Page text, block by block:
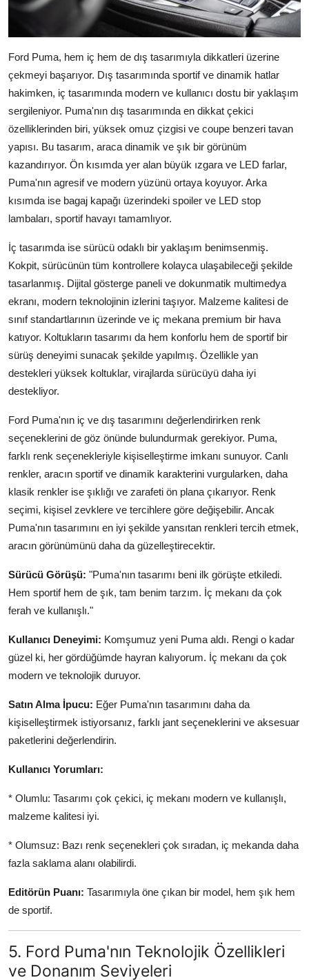
Ford Puma, hem iç hem de dış tasarımıyla dikkatleri üzerine
çekmeyi başarıyor. Dış tasarımında sportif ve dinamik hatlar
hakimken, iç tasarımında modern ve kullanıcı dostu bir yaklaşım
sergileniyor. Puma'nın dış tasarımında en dikkat çekici
özelliklerinden biri, yüksek omuz çizgisi ve coupe benzeri tavan
yapısı. Bu tasarım, araca dinamik ve şık bir görünüm
kazandırıyor. Ön kısımda yer alan büyük ızgara ve LED farlar,
Puma'nın agresif ve modern yüzünü ortaya koyuyor. Arka
kısımda ise bagaj kapağı üzerindeki spoiler ve LED stop
lambaları, sportif havayı tamamlıyor.
İç tasarımda ise sürücü odaklı bir yaklaşım benimsenmiş.
Kokpit, sürücünün tüm kontrollere kolayca ulaşabileceği şekilde
tasarlanmış. Dijital gösterge paneli ve dokunmatik multimedya
ekranı, modern teknolojinin izlerini taşıyor. Malzeme kalitesi de
sınıf standartlarının üzerinde ve iç mekana premium bir hava
katıyor. Koltukların tasarımı da hem konforlu hem de sportif bir
sürüş deneyimi sunacak şekilde yapılmış. Özellikle yan
destekleri yüksek koltuklar, virajlarda sürücüyü daha iyi
destekliyor.
Ford Puma'nın iç ve dış tasarımını değerlendirirken renk
seçeneklerini de göz önünde bulundurmak gerekiyor. Puma,
farklı renk seçenekleriyle kişiselleştirme imkanı sunuyor. Canlı
renkler, aracın sportif ve dinamik karakterini vurgularken, daha
klasik renkler ise şıklığı ve zarafeti ön plana çıkarıyor. Renk
seçimi, kişisel zevklere ve tercihlere göre değişebilir. Ancak
Puma'nın tasarımını en iyi şekilde yansıtan renkleri tercih etmek,
aracın görünümünü daha da güzelleştirecektir.
Sürücü Görüşü: "Puma'nın tasarımı beni ilk görüşte etkiledi.
Hem sportif hem de şık, tam benim tarzım. İç mekanı da çok
ferah ve kullanışlı."
Kullanıcı Deneyimi: Komşumuz yeni Puma aldı. Rengi o kadar
güzel ki, her gördüğümde hayran kalıyorum. İç mekanı da çok
modern ve teknolojik duruyor.
Satın Alma İpucu: Eğer Puma'nın tasarımını daha da
kişiselleştirmek istiyorsanız, farklı jant seçeneklerini ve aksesuar
paketlerini değerlendirin.
Kullanıcı Yorumları:
* Olumlu: Tasarımı çok çekici, iç mekanı modern ve kullanışlı,
malzeme kalitesi iyi.
* Olumsuz: Bazı renk seçenekleri çok sıradan, iç mekanda daha
fazla saklama alanı olabilirdi.
Editörün Puanı: Tasarımıyla öne çıkan bir model, hem şık hem
de sportif.
5. Ford Puma'nın Teknolojik Özellikleri
ve Donanım Seviyeleri